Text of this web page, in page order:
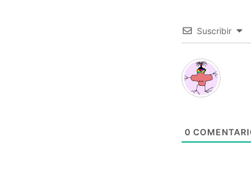
Suscribir
0